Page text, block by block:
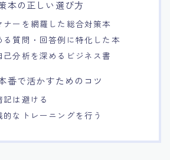
本の正しい選び方
ナーを網羅した総合対策本
る質問・回答例に特化した本
分析を深めるビジネス書
番で活かすためのコツ
は避ける
なトレーニングを行う